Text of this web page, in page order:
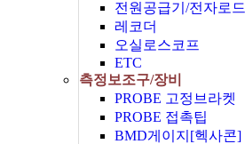
전원공급기/전자로드
레코더
오실로스코프
ETC
측정보조구/장비
PROBE 고정브라켓
PROBE 접촉팁
BMD게이지[헥사콘]